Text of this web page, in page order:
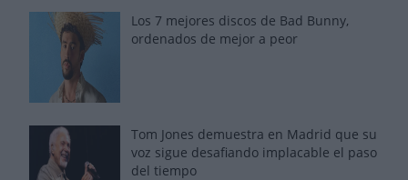
Los 7 mejores discos de Bad Bunny,
ordenados de mejor a peor
Tom Jones demuestra en Madrid que su
voz sigue desafiando implacable el paso
del tiempo